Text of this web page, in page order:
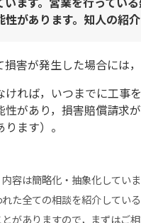
性があります。知人の紹
害が発生した場合には
ければ，いつまでに工事
性があり，損害賠償請求
ます）。
容は簡略化・抽象化してい
た全ての相談を紹介してい
がありますので，まずはご